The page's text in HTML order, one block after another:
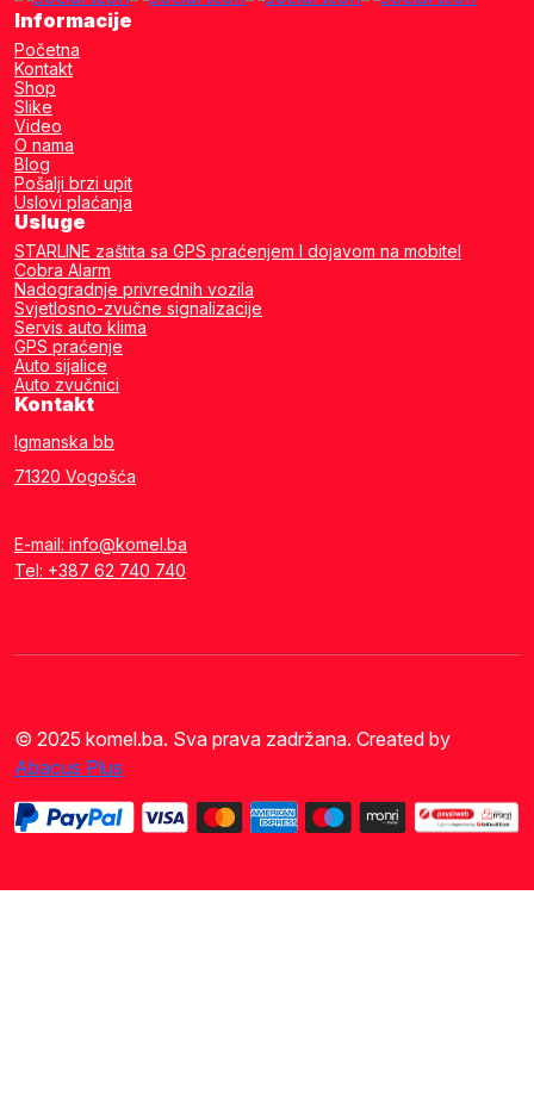
Informacije
Početna
Kontakt
Shop
Slike
Video
O nama
Blog
Pošalji brzi upit
Uslovi plaćanja
Usluge
STARLINE zaštita sa GPS praćenjem I dojavom na mobitel
Cobra Alarm
Nadogradnje privrednih vozila
Svjetlosno-zvučne signalizacije
Servis auto klima
GPS praćenje
Auto sijalice
Auto zvučnici
Kontakt
Igmanska bb
71320 Vogošća
E-mail: info@komel.ba
Tel: +387 62 740 740
© 2025 komel.ba. Sva prava zadržana. Created by
Abacus Plus